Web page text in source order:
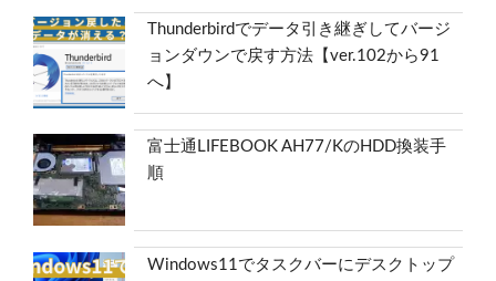
Thunderbirdでデータ引き継ぎしてバージ
ョンダウンで戻す方法【ver.102から91
へ】
富士通LIFEBOOK AH77/KのHDD換装手
順
Windows11でタスクバーにデスクトップ